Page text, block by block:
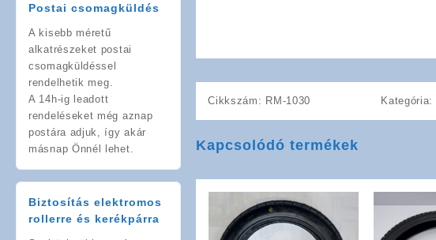
Postai csomagküldés
A kisebb méretű
alkatrészeket postai
csomagküldéssel
rendelhetik meg.
A 14h-ig leadott
rendeléseket még aznap
postára adjuk, így akár
másnap Önnél lehet.
Biztosítás elektromos
rollerre és kerékpárra
Cikkszám: RM-1030 Kategória:
Kapcsolódó termékek